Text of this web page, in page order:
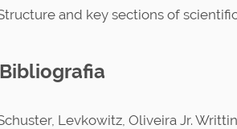
and key sections of
Bibliografia
Levkowitz, Oliveira Jr.